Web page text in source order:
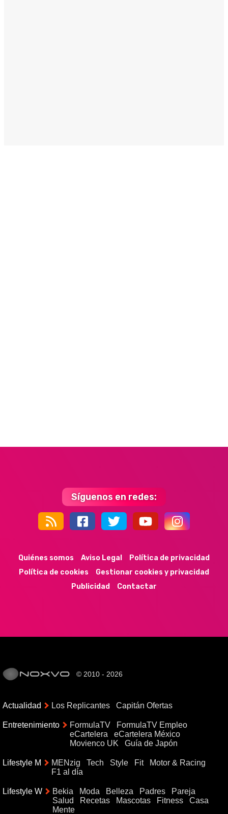
Síguenos en redes:
44k 9k 35k 352
Quiénes somos Aviso Legal
Política de privacidad
Política de cookies
Gestionar cookies y privacidad
Publicidad
Contactar
© 2010 - 2026
Actualidad Los Replicantes Capitán Ofertas
Entretenimiento FormulaTV
FormulaTV Empleo
eCartelera
eCartelera México
Movienco UK
Guía de Japón
Lifestyle M MENzig Tech Style Fit
Motor & Racing
F1 al día
Lifestyle W Bekia Moda Belleza Padres
Pareja
Salud
Recetas Mascotas Fitness
Casa
Mente